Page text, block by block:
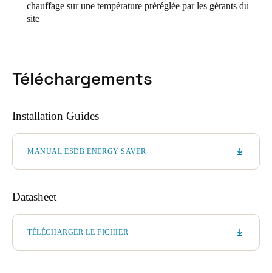
Finland
FinnishEnglish
chauffage sur une température préréglée par les gérants du
site
Téléchargements
Installation Guides
MANUAL ESDB ENERGY SAVER
Datasheet
TÉLÉCHARGER LE FICHIER